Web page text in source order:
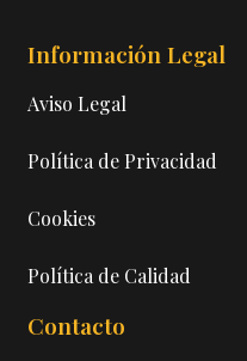
Información Legal
Aviso Legal
Política de Privacidad
Cookies
Política de Calidad
Contacto